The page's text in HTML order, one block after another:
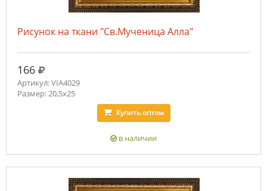
Рисунок на ткани "Св.Мученица Алла"
166 руб.
Артикул: VIA4029
Размер: 20,5х25
Купитьоптом
в наличии